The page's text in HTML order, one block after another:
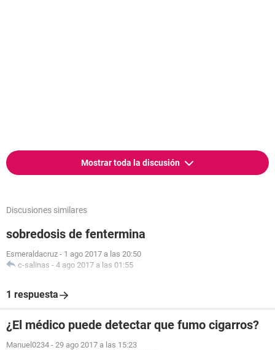
Mostrar toda la discusión
Discusiones similares
sobredosis de fentermina
Esmeraldacruz - 1 ago 2017 a las 20:50
c-salinas - 4 ago 2017 a las 01:55
1 respuesta
¿El médico puede detectar que fumo cigarros?
Manuel0234 - 29 ago 2017 a las 15:23